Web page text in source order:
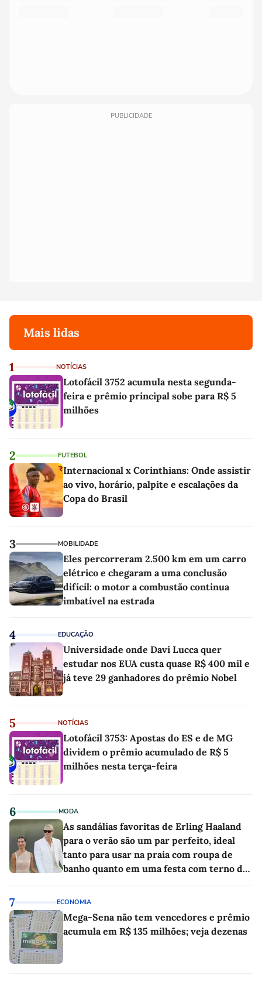
PUBLICIDADE
Mais lidas
1 NOTÍCIAS
Lotofácil 3752 acumula nesta segunda-
feira e prêmio principal sobe para R$ 5
milhões
2 FUTEBOL
Internacional x Corinthians: Onde assistir
ao vivo, horário, palpite e escalações da
Copa do Brasil
3 MOBILIDADE
Eles percorreram 2.500 km em um carro
elétrico e chegaram a uma conclusão
difícil: o motor a combustão continua
imbatível na estrada
4 EDUCAÇÃO
Universidade onde Davi Lucca quer
estudar nos EUA custa quase R$ 400 mil e
já teve 29 ganhadores do prêmio Nobel
5 NOTÍCIAS
Lotofácil 3753: Apostas do ES e de MG
dividem o prêmio acumulado de R$ 5
milhões nesta terça-feira
6 MODA
As sandálias favoritas de Erling Haaland
para o verão são um par perfeito, ideal
tanto para usar na praia com roupa de
banho quanto em uma festa com terno de
7 ECONOMIA
Mega-Sena não tem vencedores e prêmio
acumula em R$ 135 milhões; veja dezenas